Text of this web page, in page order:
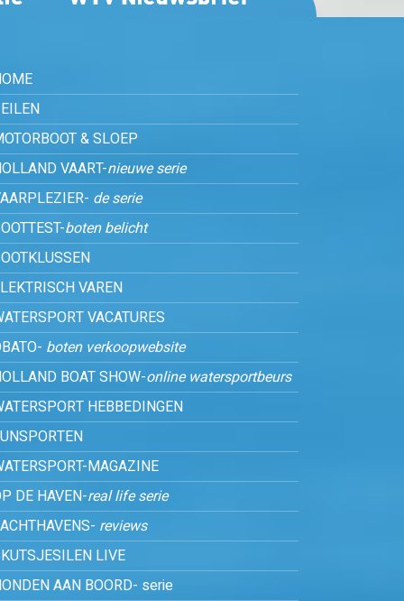
& SLOEP
VAART-nieuwe serie
de serie
boten belicht
VAREN
VACATURES
boten verkoopwebsite
BOAT SHOW-online watersportbeurs
HEBBEDINGEN
MAGAZINE
DE HAVEN-real life serie
reviews
LIVE
AAN BOORD- serie